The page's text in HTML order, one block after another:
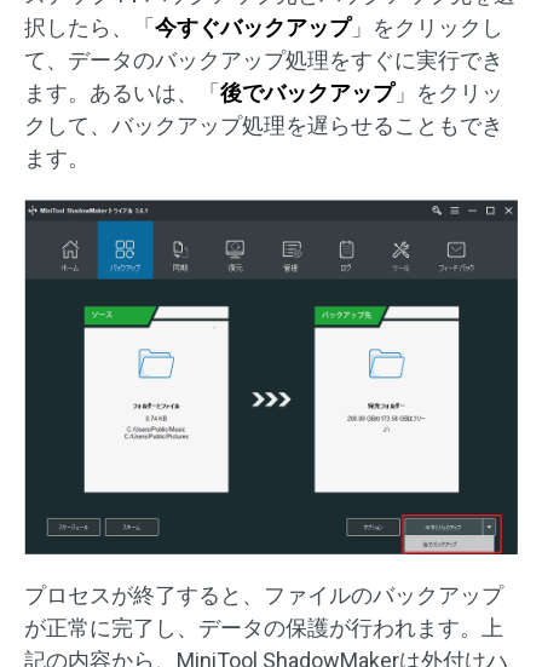
択したら、「今すぐバックアップ」をクリックし
て、データのバックアップ処理をすぐに実行でき
ます。あるいは、「後でバックアップ」をクリッ
クして、バックアップ処理を遅らせることもでき
ます。
プロセスが終了すると、ファイルのバックアップ
が正常に完了し、データの保護が行われます。上
記の内容から、MiniTool ShadowMakerは外付けハ